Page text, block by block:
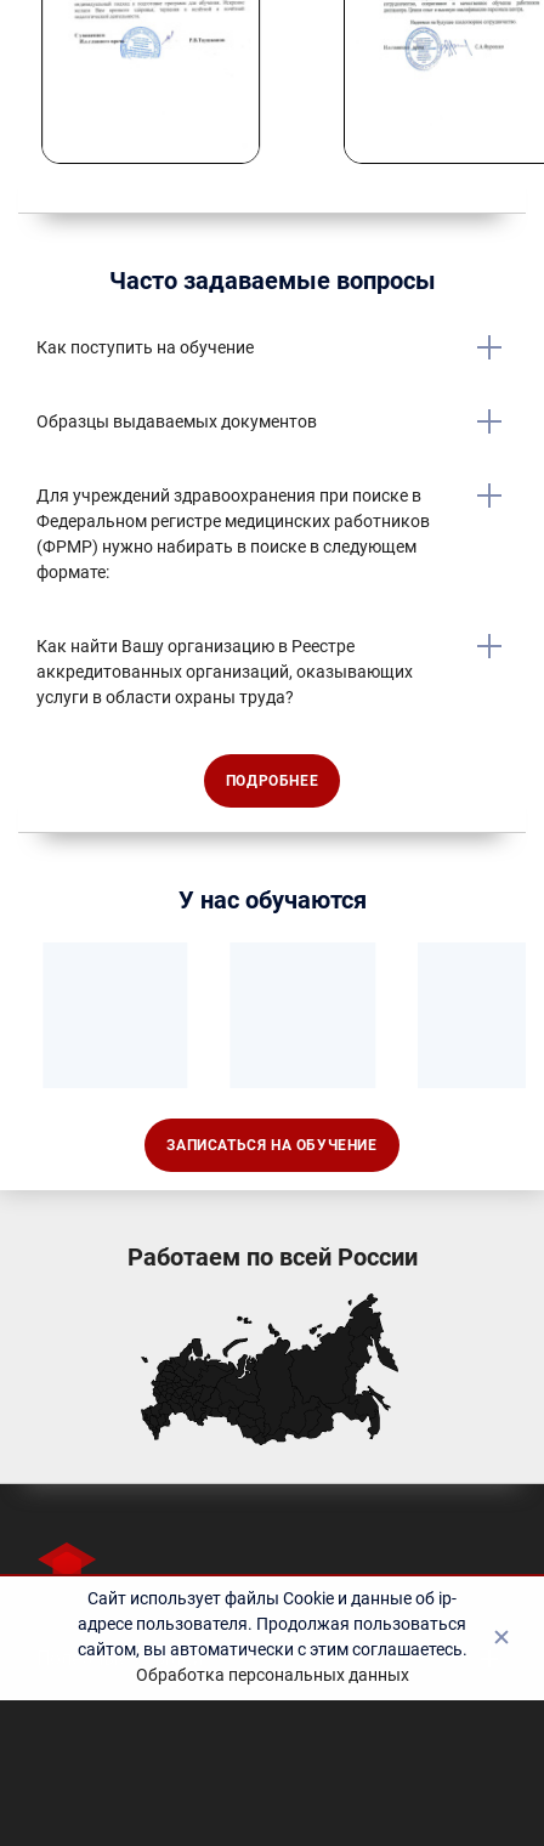
Часто задаваемые вопросы
Как поступить на обучение
Образцы выдаваемых документов
Для учреждений здравоохранения при поиске в
Федеральном регистре медицинских работников
(ФРМР) нужно набирать в поиске в следующем
формате:
Как найти Вашу организацию в Реестре
аккредитованных организаций, оказывающих
услуги в области охраны труда?
ПОДРОБНЕЕ
У нас обучаются
ЗАПИСАТЬСЯ НА ОБУЧЕНИЕ
Работаем по всей России
Полезные ссылки
Сайт использует файлы Cookie и данные об ip-
адресе пользователя. Продолжая пользоваться
сайтом, вы автоматически с этим соглашаетесь.
Обработка персональных данных